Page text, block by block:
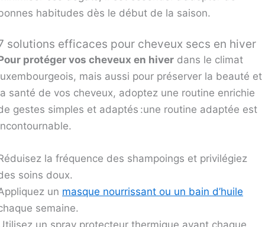
habitudes dès le début de la saison.
solutions efficaces pour cheveux secs en hiver
protéger vos cheveux en hiver dans le climat
mais aussi pour préserver la beauté et
santé de vos cheveux, adoptez une routine enrichie
gestes simples et adaptés :une routine adaptée est
la fréquence des shampoings et privilégiez
soins doux.
un masque nourrissant ou un bain d’huile
semaine.